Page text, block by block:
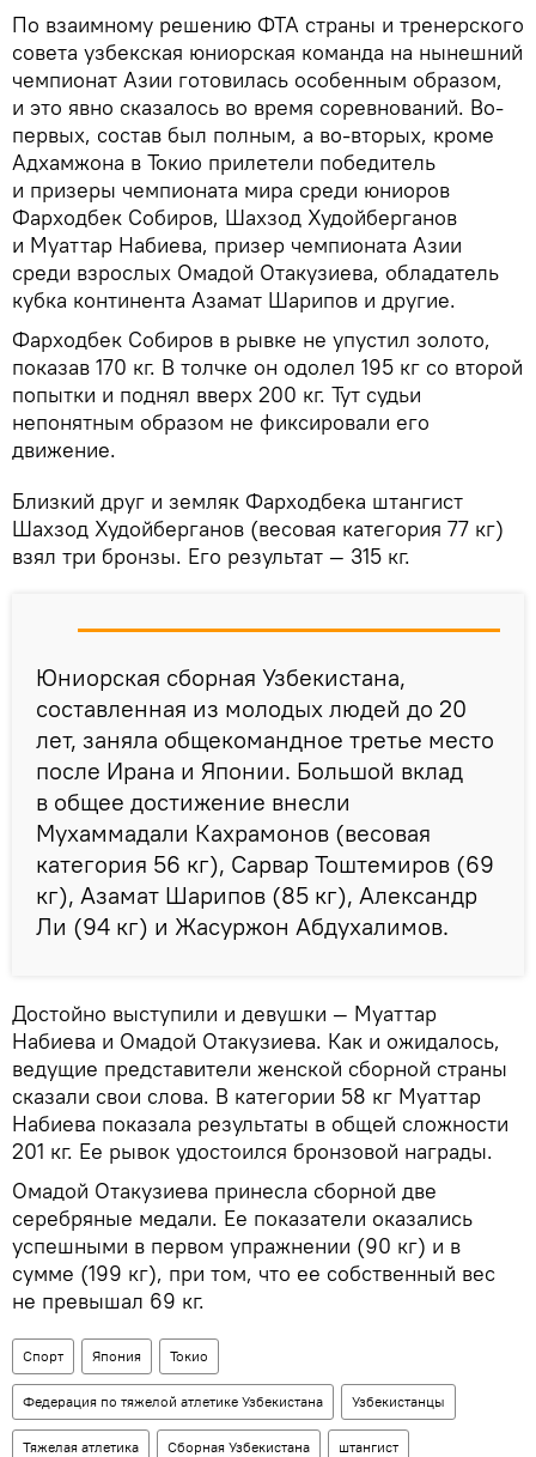
По взаимному решению ФТА страны и тренерского
совета узбекская юниорская команда на нынешний
чемпионат Азии готовилась особенным образом,
и это явно сказалось во время соревнований. Во-
первых, состав был полным, а во-вторых, кроме
Адхамжона в Токио прилетели победитель
и призеры чемпионата мира среди юниоров
Фарходбек Собиров, Шахзод Худойберганов
и Муаттар Набиева, призер чемпионата Азии
среди взрослых Омадой Отакузиева, обладатель
кубка континента Азамат Шарипов и другие.
Фарходбек Собиров в рывке не упустил золото,
показав 170 кг. В толчке он одолел 195 кг со второй
попытки и поднял вверх 200 кг. Тут судьи
непонятным образом не фиксировали его
движение.
Близкий друг и земляк Фарходбека штангист
Шахзод Худойберганов (весовая категория 77 кг)
взял три бронзы. Его результат — 315 кг.
Юниорская сборная Узбекистана,
составленная из молодых людей до 20
лет, заняла общекомандное третье место
после Ирана и Японии. Большой вклад
в общее достижение внесли
Мухаммадали Кахрамонов (весовая
категория 56 кг), Сарвар Тоштемиров (69
кг), Азамат Шарипов (85 кг), Александр
Ли (94 кг) и Жасуржон Абдухалимов.
Достойно выступили и девушки — Муаттар
Набиева и Омадой Отакузиева. Как и ожидалось,
ведущие представители женской сборной страны
сказали свои слова. В категории 58 кг Муаттар
Набиева показала результаты в общей сложности
201 кг. Ее рывок удостоился бронзовой награды.
Омадой Отакузиева принесла сборной две
серебряные медали. Ее показатели оказались
успешными в первом упражнении (90 кг) и в
сумме (199 кг), при том, что ее собственный вес
не превышал 69 кг.
Спорт Япония Токио
Федерация по тяжелой атлетике Узбекистана Узбекистанцы
Тяжелая атлетика Сборная Узбекистана штангист